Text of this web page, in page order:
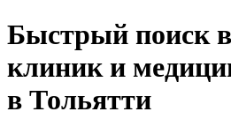
Быстрый поиск
клиник и
в Тольятти